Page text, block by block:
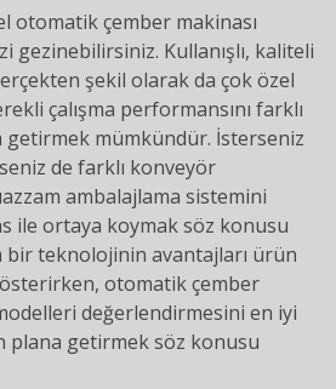
otomatik çember makinası
gezinebilirsiniz. Kullanışlı, kaliteli
şekil olarak da çok özel
çalışma performansını farklı
mümkündür. İsterseniz
de farklı konveyör
ambalajlama sistemini
ile ortaya koymak söz konusu
bir teknolojinin avantajları ürün
otomatik çember
değerlendirmesini en iyi
plana getirmek söz konusu